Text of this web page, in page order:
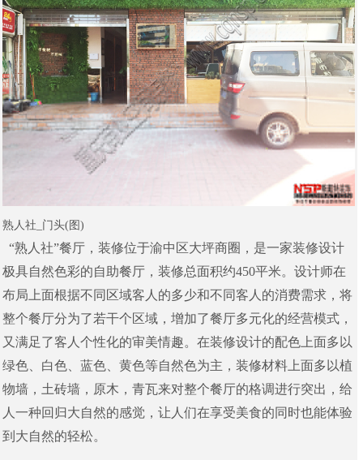
熟人社_门头(图)
“熟人社”餐厅，装修位于渝中区大坪商圈，是一家装修设计
极具自然色彩的自助餐厅，装修总面积约450平米。设计师在
布局上面根据不同区域客人的多少和不同客人的消费需求，将
整个餐厅分为了若干个区域，增加了餐厅多元化的经营模式，
又满足了客人个性化的审美情趣。在装修设计的配色上面多以
绿色、白色、蓝色、黄色等自然色为主，装修材料上面多以植
物墙，土砖墙，原木，青瓦来对整个餐厅的格调进行突出，给
人一种回归大自然的感觉，让人们在享受美食的同时也能体验
到大自然的轻松。